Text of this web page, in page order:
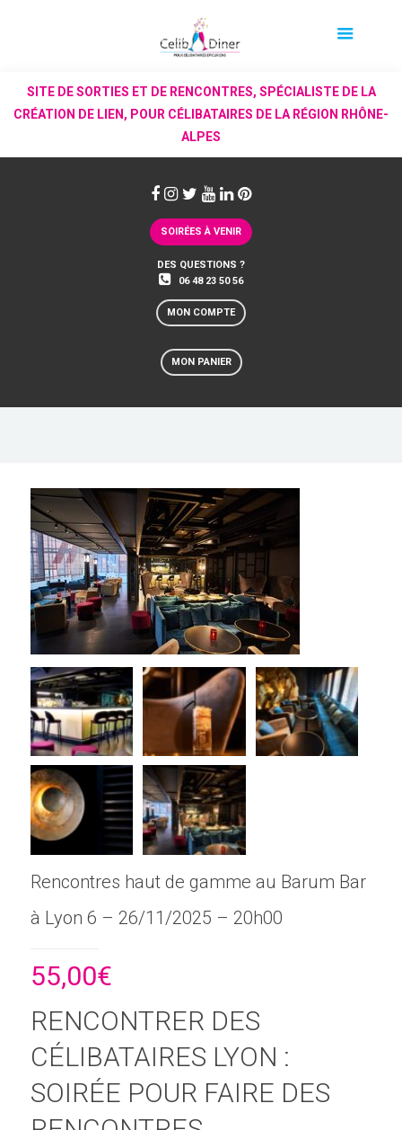
SITE DE SORTIES ET DE RENCONTRES, SPÉCIALISTE DE LA
CRÉATION DE LIEN, POUR CÉLIBATAIRES DE LA RÉGION RHÔNE-
ALPES
SOIRÉES À VENIR
DES QUESTIONS ?
06 48 23 50 56
MON COMPTE
MON PANIER
Rencontres haut de gamme au Barum Bar
à Lyon 6 – 26/11/2025 – 20h00
55,00€
RENCONTRER DES
CÉLIBATAIRES LYON :
SOIRÉE POUR FAIRE DES